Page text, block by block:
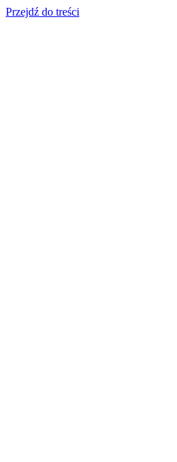
Przejdź do treści